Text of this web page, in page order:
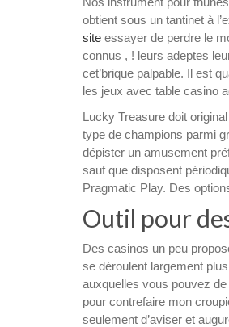
obtient sous un tantinet à
site essayer de perdre le
connus , ! leurs adeptes
cet’brique palpable. Il est
les jeux avec table casino
Lucky Treasure doit
type de champions parmi
dépister un amusement
sauf que disposent
Pragmatic Play. Des
Outil pour
Des casinos un peu
se déroulent largement
auxquelles vous pouvez
pour contrefaire mon
seulement d’aviser et